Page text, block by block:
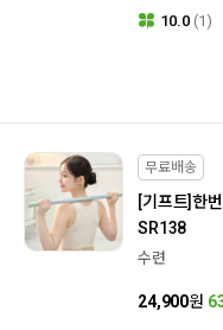
10.0 (1)
무료배송
[기프트]한
SR138
수련
24,900원